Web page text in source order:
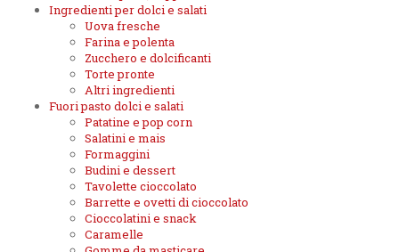
Ingredienti per dolci e salati
Uova fresche
Farina e polenta
Zucchero e dolcificanti
Torte pronte
Altri ingredienti
Fuori pasto dolci e salati
Patatine e pop corn
Salatini e mais
Formaggini
Budini e dessert
Tavolette cioccolato
Barrette e ovetti di cioccolato
Cioccolatini e snack
Caramelle